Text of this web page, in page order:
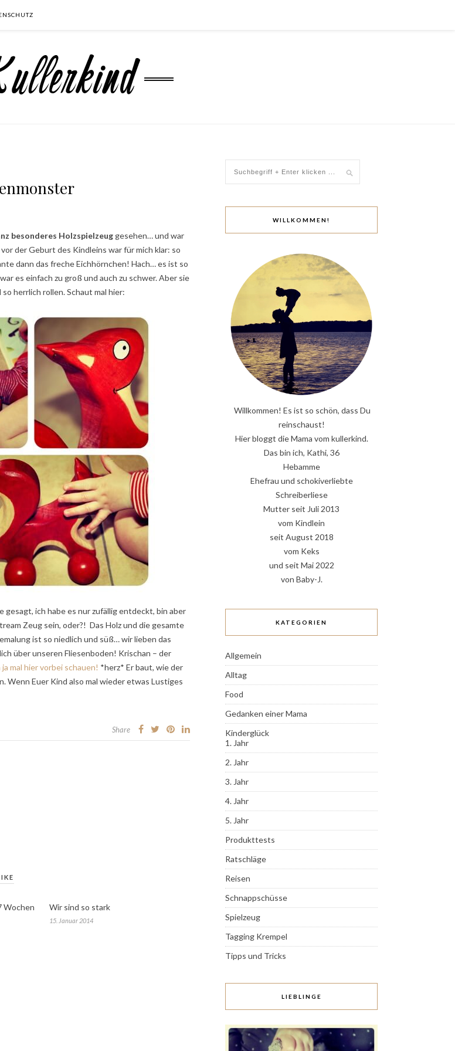
besonderes Holzspielzeug gesehen… und war
der Geburt des Kindleins war für mich klar: so
dann das freche Eichhörnchen! Hach… es ist so
es einfach zu groß und auch zu schwer. Aber sie
herrlich rollen. Schaut mal hier:
ich habe es nur zufällig entdeckt, bin aber
Zeug sein, oder?! Das Holz und die gesamte
ist so niedlich und süß… wir lieben das
über unseren Fliesenboden! Krischan – der
mal hier vorbei schauen! *herz* Er baut, wie der
Wenn Euer Kind also mal wieder etwas Lustiges
Share
Wochen
Wir sind so stark
15. Januar 2014
WILLKOMMEN!
Willkommen! Es ist so schön, dass Du
reinschaust!
Hier bloggt die Mama vom kullerkind.
Das bin ich, Kathi, 36
Hebamme
Ehefrau und schokiverliebte
Schreiberliese
Mutter seit Juli 2013
vom Kindlein
seit August 2018
vom Keks
und seit Mai 2022
von Baby-J.
KATEGORIEN
Allgemein
Alltag
Food
Gedanken einer Mama
Kinderglück
1. Jahr
2. Jahr
3. Jahr
4. Jahr
5. Jahr
Produkttests
Ratschläge
Reisen
Schnappschüsse
Spielzeug
Tagging Krempel
Tipps und Tricks
LIEBLINGE